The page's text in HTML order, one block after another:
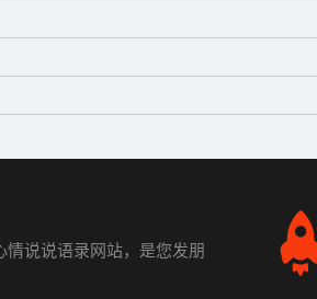
说说语录网站，是您发朋